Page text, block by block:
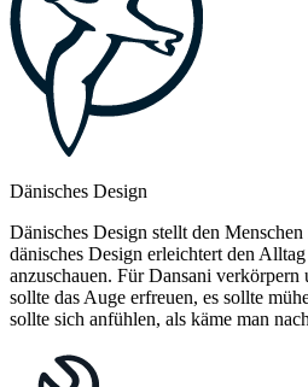
Dänisches Design
Dänisches Design stellt den
dänisches Design erleichtert den
anzuschauen. Für Dansani verkörpern
sollte das Auge erfreuen, es sollte
sollte sich anfühlen, als käme man